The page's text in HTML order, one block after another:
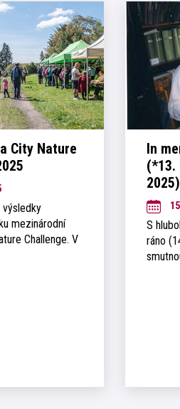
City Nature
výsledky
mezinárodní
Challenge. V
In
(*13.
2025)
S
ráno